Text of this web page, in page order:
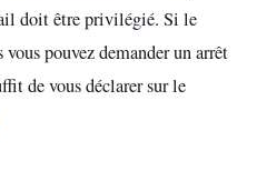
doit être privilégié. Si le
pouvez demander un arrêt
de vous déclarer sur le